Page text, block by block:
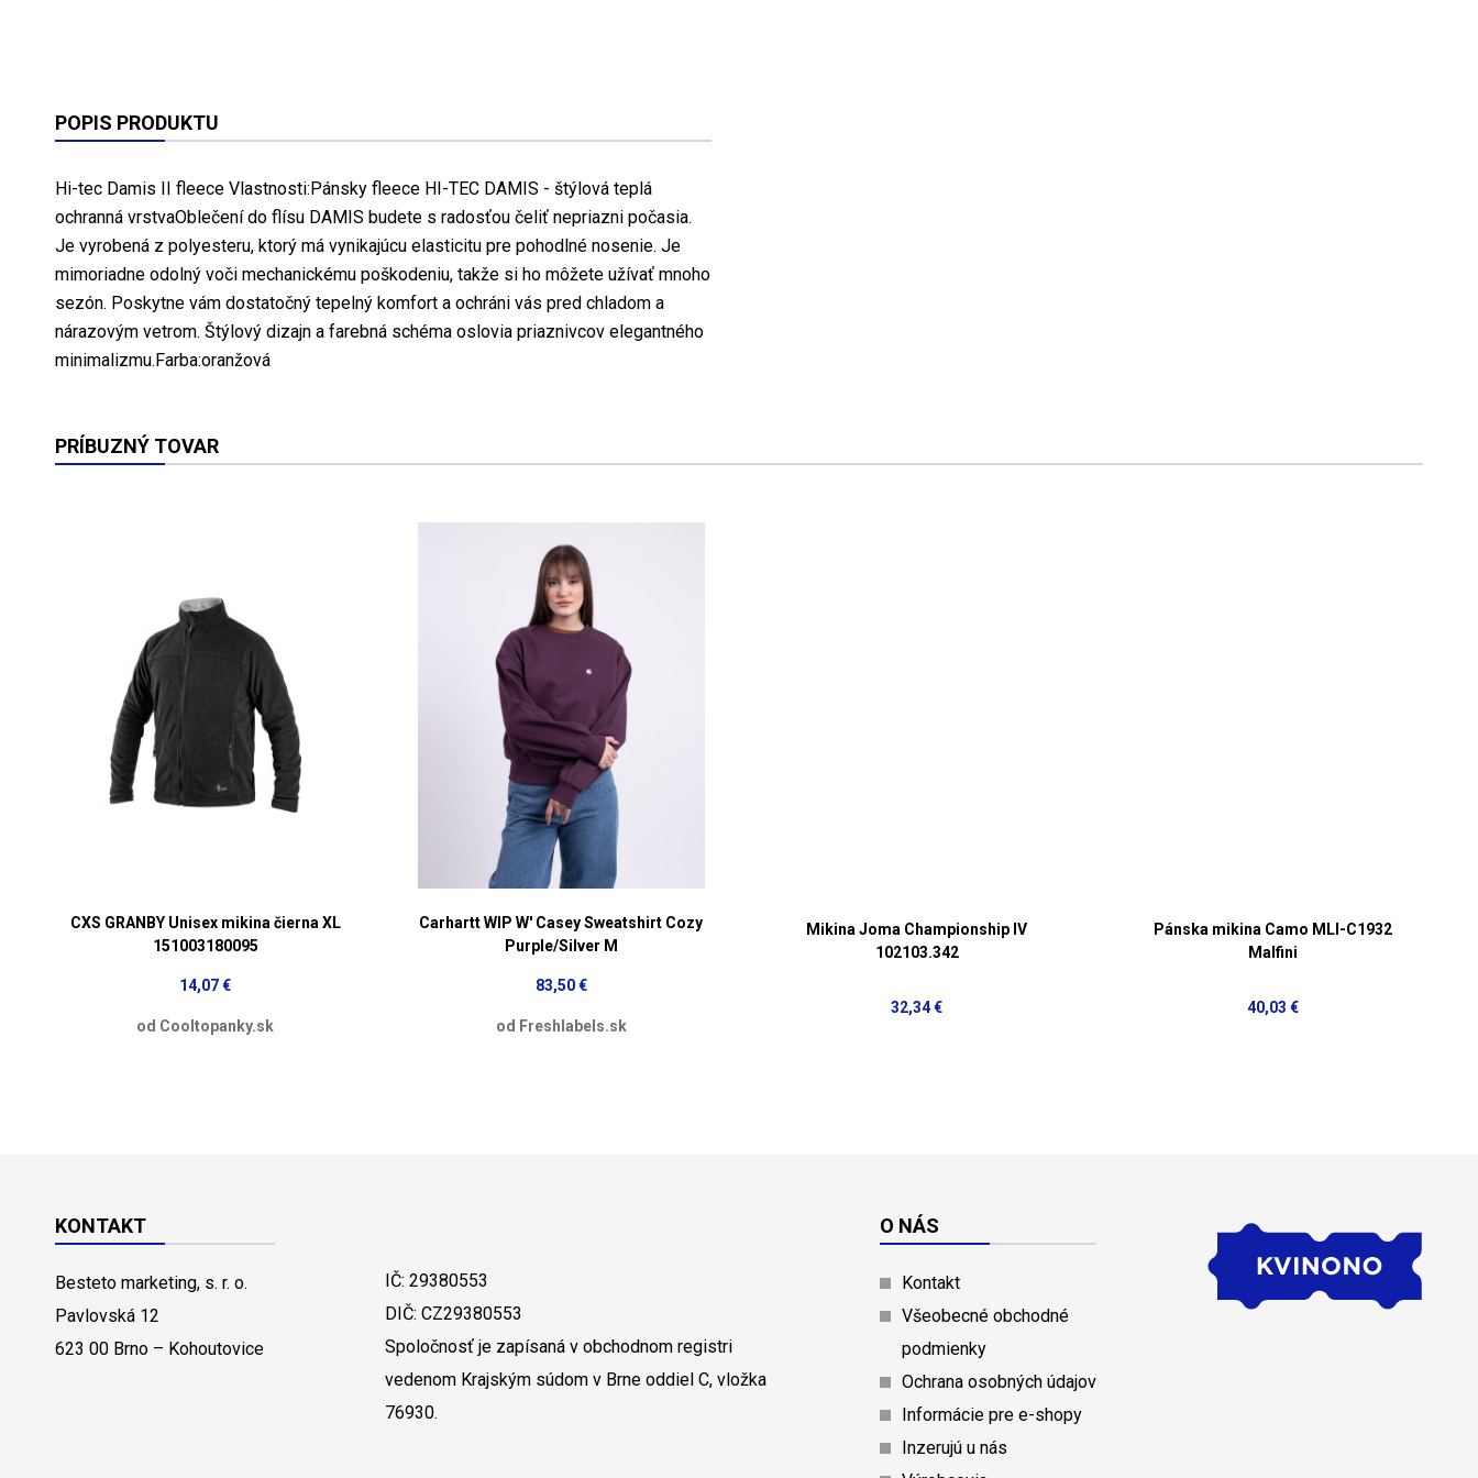
POPIS PRODUKTU
Hi-tec Damis II fleece Vlastnosti:Pánsky fleece HI-TEC DAMIS - štýlová teplá
ochranná vrstvaOblečení do flísu DAMIS budete s radosťou čeliť nepriazni počasia.
Je vyrobená z polyesteru, ktorý má vynikajúcu elasticitu pre pohodlné nosenie. Je
mimoriadne odolný voči mechanickému poškodeniu, takže si ho môžete užívať mnoho
sezón. Poskytne vám dostatočný tepelný komfort a ochráni vás pred chladom a
nárazovým vetrom. Štýlový dizajn a farebná schéma oslovia priaznivcov elegantného
minimalizmu.Farba:oranžová
PRÍBUZNÝ TOVAR
CXS GRANBY Unisex mikina čierna XL
151003180095
14,07 €
od Cooltopanky.sk
Carhartt WIP W' Casey Sweatshirt Cozy
Purple/Silver M
83,50 €
od Freshlabels.sk
Mikina Joma Championship IV
102103.342
32,34 €
Pánska mikina Camo MLI-C1932
Malfini
40,03 €
KONTAKT
Besteto marketing, s. r. o.
Pavlovská 12
623 00 Brno – Kohoutovice
IČ: 29380553
DIČ: CZ29380553
Spoločnosť je zapísaná v obchodnom registri
vedenom Krajským súdom v Brne oddiel C, vložka
76930.
O NÁS
Kontakt
Všeobecné obchodné
podmienky
Ochrana osobných údajov
Informácie pre e-shopy
Inzerujú u nás